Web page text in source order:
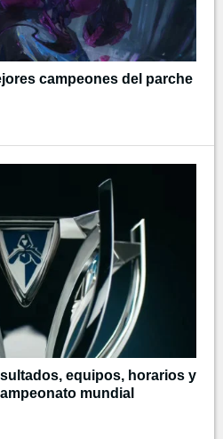
campeones del parche
equipos, horarios y
mundial